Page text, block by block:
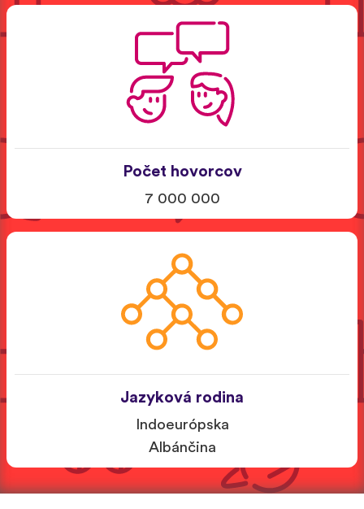
Počet hovorcov
7 000 000
Jazyková rodina
Indoeurópska
Albánčina